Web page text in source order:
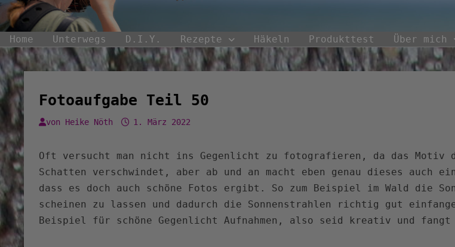
Home Unterwegs D.I.Y. Rezepte Häkeln Produkttest Über mich
Fotoaufgabe Teil 50
von Heike Nöth 1. März 2022
Oft versucht man nicht ins Gegenlicht zu fotografieren, da das Motiv
Schatten verschwindet, aber ab und an macht eben genau dieses auch
dass es doch auch schöne Fotos ergibt. So zum Beispiel im Wald die
scheinen zu lassen und dadurch die Sonnenstrahlen richtig gut
Beispiel für schöne Gegenlicht Aufnahmen, also seid kreativ und